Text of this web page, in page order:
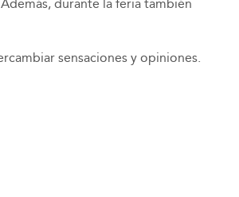
durante la feria también
sensaciones y opiniones.